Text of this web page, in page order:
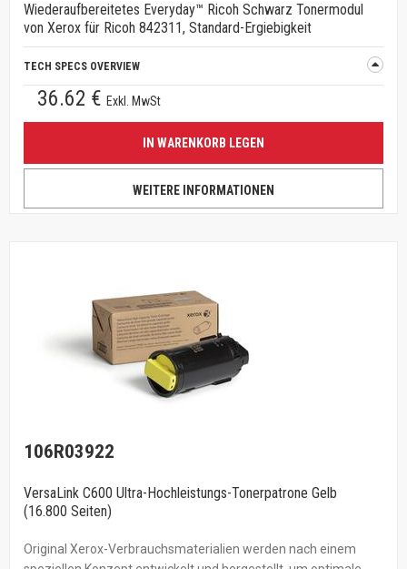
Wiederaufbereitetes Everyday™ Ricoh Schwarz Tonermodul
von Xerox für Ricoh 842311, Standard-Ergiebigkeit
TECH SPECS OVERVIEW
36.62 € Exkl. MwSt
IN WARENKORB LEGEN
WEITERE INFORMATIONEN
106R03922
VersaLink C600 Ultra-Hochleistungs-Tonerpatrone Gelb
(16.800 Seiten)
Original Xerox-Verbrauchsmaterialien werden nach einem